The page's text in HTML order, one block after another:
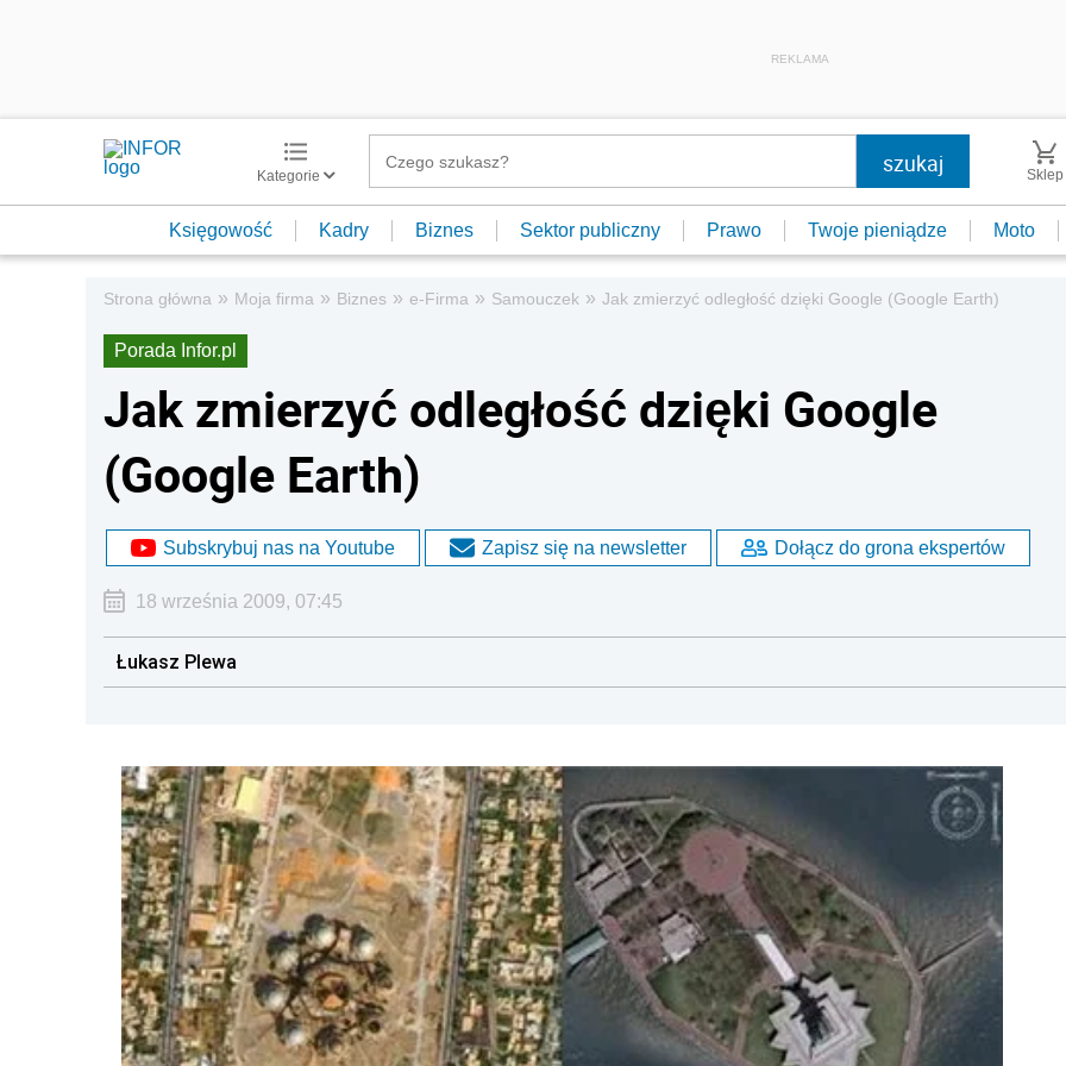
REKLAMA
Kategorie Sklep
Księgowość Kadry Biznes Sektor publiczny Prawo Twoje pieniądze Moto
Strona główna » Moja firma » Biznes » e-Firma » Samouczek » Jak zmierzyć odległość dzięki Google (Google Earth)
Porada Infor.pl
Jak zmierzyć odległość dzięki Google
(Google Earth)
Subskrybuj nas na Youtube Zapisz się na newsletter Dołącz do grona ekspertów
18 września 2009, 07:45
Łukasz Plewa